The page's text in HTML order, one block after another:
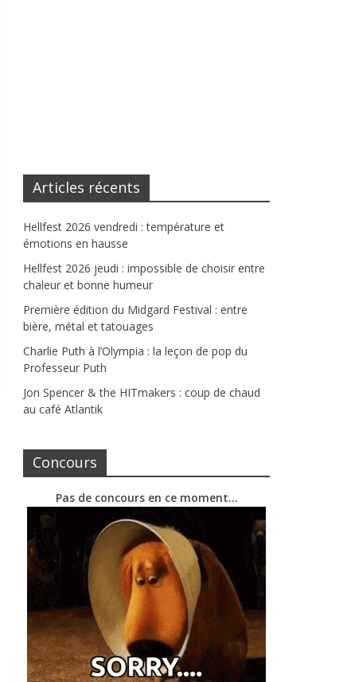
Articles récents
Hellfest 2026 vendredi : température et
émotions en hausse
Hellfest 2026 jeudi : impossible de choisir entre
chaleur et bonne humeur
Première édition du Midgard Festival : entre
bière, métal et tatouages
Charlie Puth à l’Olympia : la leçon de pop du
Professeur Puth
Jon Spencer & the HITmakers : coup de chaud
au café Atlantik
Concours
Pas de concours en ce moment…